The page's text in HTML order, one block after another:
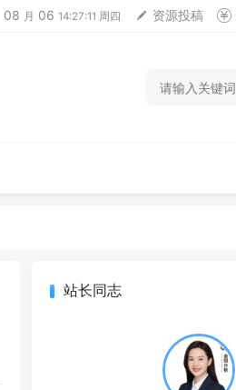
08 月 06 14:27:12 周四 资源投稿
站长同志